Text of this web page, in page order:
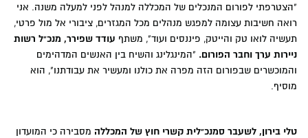
"הצטרפתי לפורום המנכלים של המכללה למנהל לפני למעלה משנה. אני
רואה חשיבות עצומה למפגש מנהלים מכל המגזרים, ציבורי אל מול פרטי,
תעשיה לואו טק והייטק, פיננסים ועוד", משתף עודד שפירר, מנכ"ל רשות
ניירות ערך וחבר הפורום. "המינגלינג והשיח בין האנשים המדהימים
והמוכשרים שבפורום הזה מפרה את כולנו ומעשיר את עבודתנו", הוא
מוסיף.
טלי בירון, לשעבר סמנכ"לית קשרי חוץ של המכללה מסבירה כי המועדון